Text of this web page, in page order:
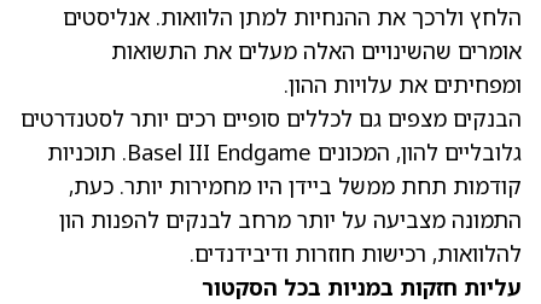
הלחץ ולרכך את ההנחיות למתן הלוואות. אנליסטים
אומרים שהשינויים האלה מעלים את התשואות
ומפחיתים את עלויות ההון.
הבנקים מצפים גם לכללים סופיים רכים יותר לסטנדרטים
גלובליים להון, המכונים Basel III Endgame. תוכניות
קודמות תחת ממשל ביידן היו מחמירות יותר. כעת,
התמונה מצביעה על יותר מרחב לבנקים להפנות הון
להלוואות, רכישות חוזרות ודיבידנדים.
עליות חזקות במניות בכל הסקטור